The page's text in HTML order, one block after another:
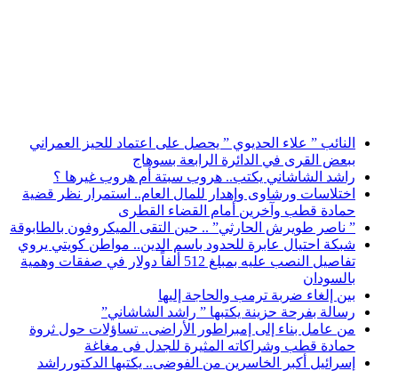
النائب ” علاء الحديوي ” يحصل على اعتماد للحيز العمراني
ببعض القرى في الدائرة الرابعة بسوهاج
راشد الشاشاني يكتب.. هروب سبتة أم هروب غيرها ؟
اختلاسات ورشاوى وإهدار للمال العام.. استمرار نظر قضية
حمادة قطب وآخرين أمام القضاء القطرى
” ناصر طويرش الحارثي” .. حين التقى الميكروفون بالطابوقة
شبكة احتيال عابرة للحدود باسم الدين.. مواطن كويتي يروي
تفاصيل النصب عليه بمبلغ 512 ألفاً دولار في صفقات وهمية
بالسودان
بين إلغاء ضربة ترمب والحاجة إليها
رسالة بفرحة حزينة يكتبها ” راشد الشاشاني”
من عامل بناء إلى إمبراطور الأراضى.. تساؤلات حول ثروة
حمادة قطب وشراكاته المثيرة للجدل فى مغاغة
إسرائيل أكبر الخاسرين من الفوضى.. يكتبها الدكتورراشد